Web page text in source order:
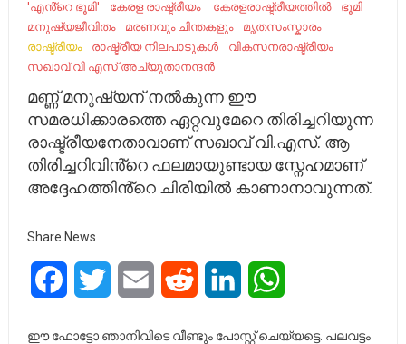
'എൻ്റെ ഭൂമി' കേ​രള രാഷ്ട്രീയം ​ കേരളരാഷ്ട്രീയത്തിൽ
ഭൂമി
മനുഷ്യജീവിതം
മരണവും ചിന്തകളും
മൃതസംസ്കാരം
രാഷ്ട്രീയം
രാഷ്ട്രീയ നിലപാടുകൾ
വികസനരാഷ്ട്രീയം
സഖാവ് വി എസ് അച്യുതാനന്ദൻ
മണ്ണ് മനുഷ്യന് നൽകുന്ന ഈ
സമരധിക്കാരത്തെ ഏറ്റവുമേറെ തിരിച്ചറിയുന്ന
രാഷ്ട്രീയനേതാവാണ് സഖാവ് വി.എസ്. ആ
തിരിച്ചറിവിൻ്റെ ഫലമായുണ്ടായ സ്നേഹമാണ്
അദ്ദേഹത്തിൻ്റെ ചിരിയിൽ കാണാനാവുന്നത്.
Share News
FacebookTwitter Email Reddit LinkedIn
ഈ ഫോട്ടോ ഞാനിവിടെ വീണ്ടും പോസ്റ്റ് ചെയ്യട്ടെ. പലവട്ടം